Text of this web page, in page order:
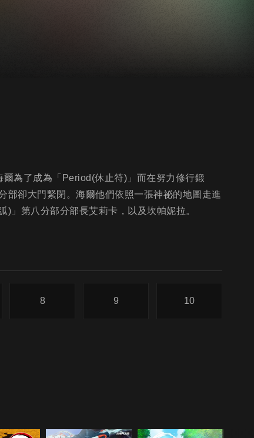
為了成為「Period(休止符)」而在努力修行鍛
部卻大門緊閉。海爾他們依照一張神祕的地圖走進
」第八分部分部長艾莉卡，以及坎帕妮拉。
8 9 10